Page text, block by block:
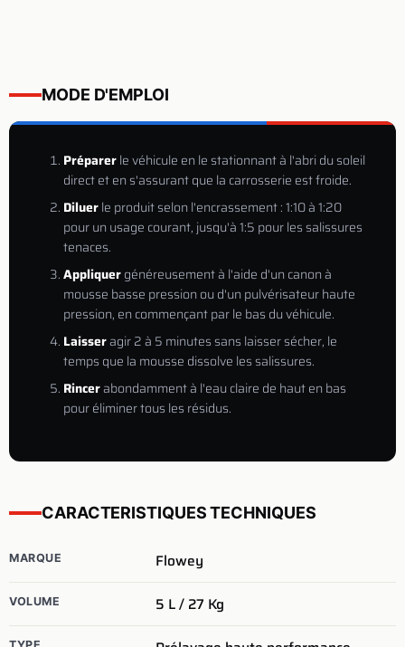
MODE D'EMPLOI
Préparerle véhicule en le stationnant à l'abri du soleil
direct et en s'assurant que la carrosserie est froide.
Diluerle produit selon l'encrassement : 1:10 à 1:20
pour un usage courant, jusqu'à 1:5 pour les salissures
tenaces.
Appliquergénéreusement à l'aide d'un canon à
mousse basse pression ou d'un pulvérisateur haute
pression, en commençant par le bas du véhicule.
Laisseragir 2 à 5 minutes sans laisser sécher, le
temps que la mousse dissolve les salissures.
Rincerabondamment à l'eau claire de haut en bas
pour éliminer tous les résidus.
CARACTERISTIQUES TECHNIQUES
MARQUE Flowey
VOLUME 5 L / 27 Kg